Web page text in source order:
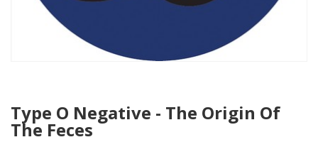
Type O Negative - The Origin Of
The Feces